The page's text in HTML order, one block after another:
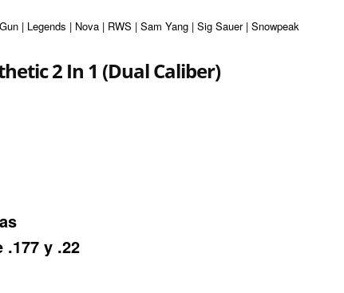
| Nova | RWS | Sam Yang | Sig Sauer | Snowpeak | Umarex |
2 In 1 (Dual Caliber)
y .22